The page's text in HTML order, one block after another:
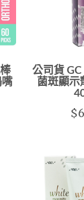
公司貨
菌斑顯示